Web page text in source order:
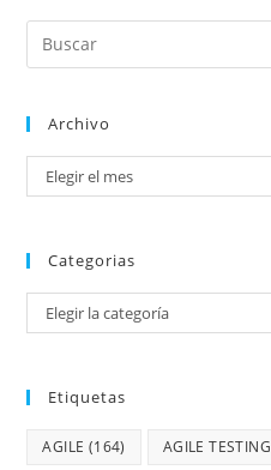
Archivo
Elegir el mes
Categorias
Elegir la categoría
Etiquetas
AGILE (164) AGILE TESTING